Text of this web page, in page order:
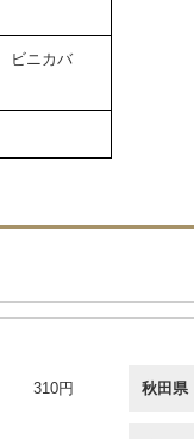
ビニカバ
310円 秋田県